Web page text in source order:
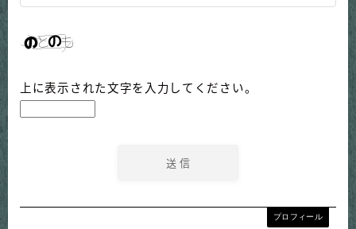
上に表示された文字を入力してください。
プロフィール